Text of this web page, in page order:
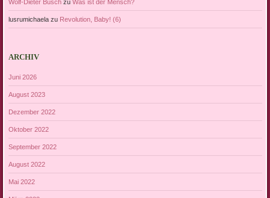
Wolf-Dieter Buschzu Was ist der Mensch?
lusrumichaelazu Revolution, Baby! (6)
ARCHIV
Juni 2026
August 2023
Dezember 2022
Oktober 2022
September 2022
August 2022
Mai 2022